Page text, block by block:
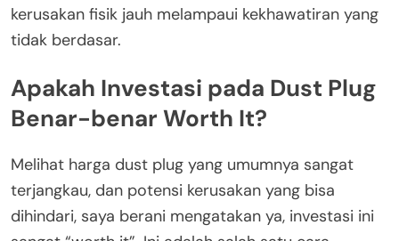
kerusakan fisik jauh melampaui kekhawatiran yang
tidak berdasar.
Apakah Investasi pada Dust Plug
Benar-benar Worth It?
Melihat harga dust plug yang umumnya sangat
terjangkau, dan potensi kerusakan yang bisa
dihindari, saya berani mengatakan ya, investasi ini